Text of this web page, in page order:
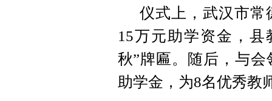
仪式上，武汉市常
15万元助学资金，
秋”牌匾。随后，与
助学金，为8名优秀教